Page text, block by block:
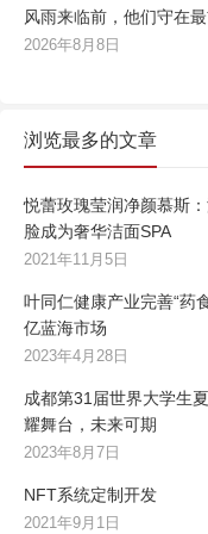
风雨来临前，他们守在
2026年8月8日
浏览最多的文章
悦蕾玫瑰莹润净颜慕斯
脸成为奢华洁面SPA
2021年11月5日
叶同仁健康产业完善“药
亿蓝海市场
2023年4月28日
成都第31届世界大学生
耀舞台，未来可期
2023年8月7日
NFT系统定制开发
2021年9月1日